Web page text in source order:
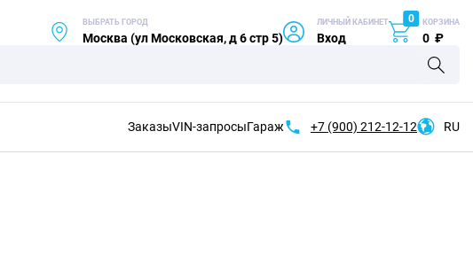
ВЫБРАТЬ ГОРОД
Москва (ул Московская, д 6 стр 5)
ЛИЧНЫЙ КАБИНЕТ
Вход
0 КОРЗИНА
0 ₽
ЗаказыVIN-запросыГараж +7 (900) 212-12-12 RU